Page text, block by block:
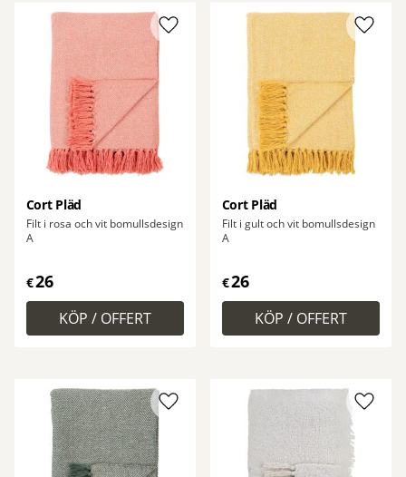
Cort Pläd
Filt i rosa och vit bomullsdesign
A
€26
Lägg till i favoriter
Cort Pläd
Filt i gult och vit bomullsdesign
A
€26
Lägg
Lägg till i favoriter Lägg